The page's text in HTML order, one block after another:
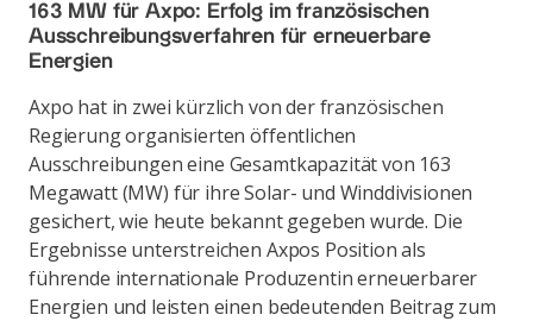
163 MW für Axpo: Erfolg im französischen
Ausschreibungs­verfahren für erneuerbare
Energien
Axpo hat in zwei kürzlich von der französischen
Regierung organisierten öffentlichen
Ausschreibungen eine Gesamtkapazität von 163
Megawatt (MW) für ihre Solar- und Winddivisionen
gesichert, wie heute bekannt gegeben wurde. Die
Ergebnisse unterstreichen Axpos Position als
führende internationale Produzentin erneuerbarer
Energien und leisten einen bedeutenden Beitrag zum